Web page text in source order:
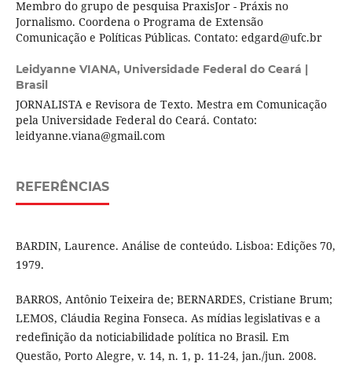
Membro do grupo de pesquisa PraxisJor - Práxis no
Jornalismo. Coordena o Programa de Extensão
Comunicação e Políticas Públicas. Contato: edgard@ufc.br
Leidyanne VIANA, Universidade Federal do Ceará |
Brasil
JORNALISTA e Revisora de Texto. Mestra em Comunicação
pela Universidade Federal do Ceará. Contato:
leidyanne.viana@gmail.com
REFERÊNCIAS
BARDIN, Laurence. Análise de conteúdo. Lisboa: Edições 70,
1979.
BARROS, Antônio Teixeira de; BERNARDES, Cristiane Brum;
LEMOS, Cláudia Regina Fonseca. As mídias legislativas e a
redefinição da noticiabilidade política no Brasil. Em
Questão, Porto Alegre, v. 14, n. 1, p. 11-24, jan./jun. 2008.